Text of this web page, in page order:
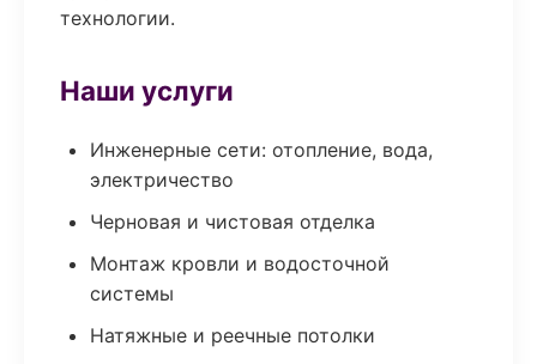
технологии.
Наши услуги
Инженерные сети: отопление, вода,
электричество
Черновая и чистовая отделка
Монтаж кровли и водосточной
системы
Натяжные и реечные потолки